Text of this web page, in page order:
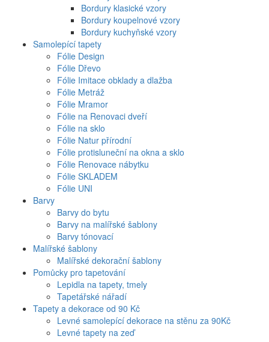
Bordury klasické vzory
Bordury koupelnové vzory
Bordury kuchyňské vzory
Samolepící tapety
Fólie Design
Fólie Dřevo
Fólie Imitace obklady a dlažba
Fólie Metráž
Fólie Mramor
Fólie na Renovaci dveří
Fólie na sklo
Fólie Natur přírodní
Fólie protisluneční na okna a sklo
Fólie Renovace nábytku
Fólie SKLADEM
Fólie UNI
Barvy
Barvy do bytu
Barvy na malířské šablony
Barvy tónovací
Malířské šablony
Malířské dekorační šablony
Pomůcky pro tapetování
Lepidla na tapety, tmely
Tapetářské nářadí
Tapety a dekorace od 90 Kč
Levné samolepící dekorace na stěnu za 90Kč
Levné tapety na zeď